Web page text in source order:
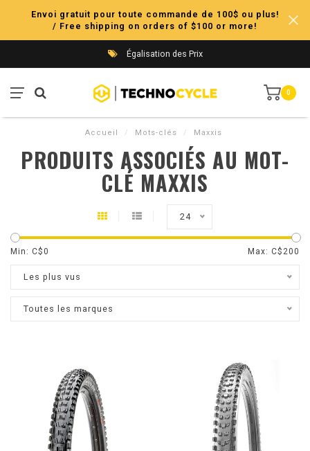
Envoi gratuit pour toute commande de 100$ ou plus!
/ Free shipping on orders of $100 or more!
Égalisation des Prix
0
Accueil / Mots-clés / Maxxis
PRODUITS ASSOCIÉS AU MOT-
CLÉ MAXXIS
24
Min: C$0 Max: C$ 200
Les plus vus
Toutes les marques